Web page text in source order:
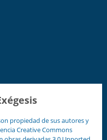
propiedad de sus autores y
Creative Commons